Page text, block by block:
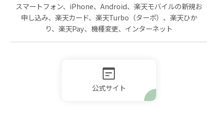
スマートフォン、iPhone、Android、楽天モバイルの新規お
申し込み、楽天カード、楽天Turbo（ターボ）、楽天ひか
り、楽天Pay、機種変更、インターネット
公式サイト